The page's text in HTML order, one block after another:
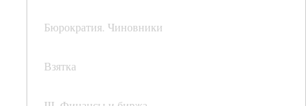
Бюрократия. Чиновники
Взятка